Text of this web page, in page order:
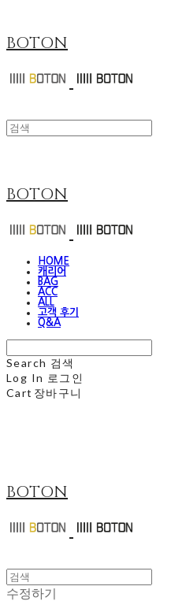
BOTON
BOTON
HOME
캐리어
BAG
ACC
ALL
고객 후기
Q&A
Search 검색
Log In 로그인
Cart 장바구니
BOTON
수정하기